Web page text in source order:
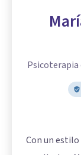
Con un